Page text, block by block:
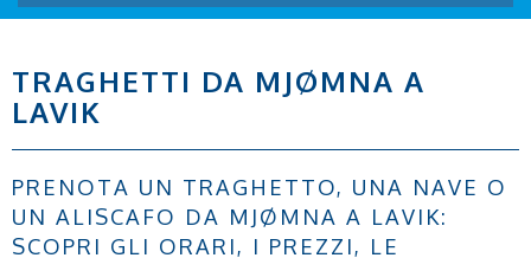
TRAGHETTI DA MJØMNA A
LAVIK
PRENOTA UN TRAGHETTO, UNA NAVE O
UN ALISCAFO DA MJØMNA A LAVIK:
SCOPRI GLI ORARI, I PREZZI, LE